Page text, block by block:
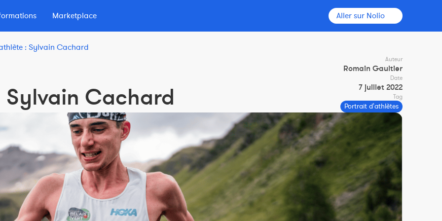
Marketplace Aller sur Nolio
: Sylvain Cachard
Cachard
Auteur
Romain Gaultier
Date
7 juillet 2022
Tag
Portrait d'athlètes